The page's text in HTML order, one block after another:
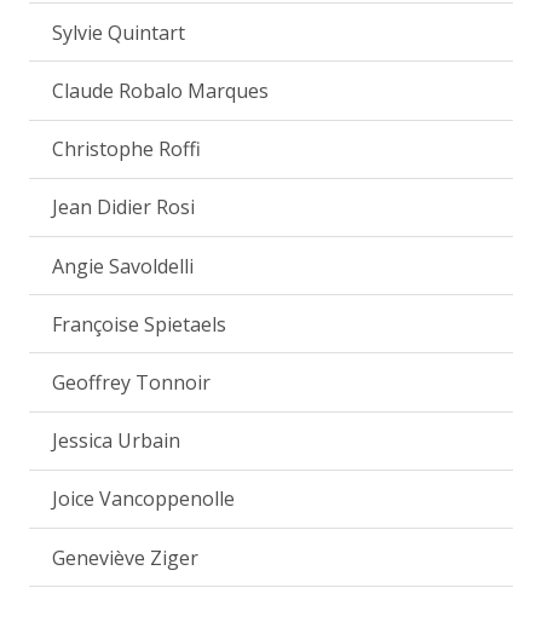
Sylvie Quintart
Claude Robalo Marques
Christophe Roffi
Jean Didier Rosi
Angie Savoldelli
Françoise Spietaels
Geoffrey Tonnoir
Jessica Urbain
Joice Vancoppenolle
Geneviève Ziger